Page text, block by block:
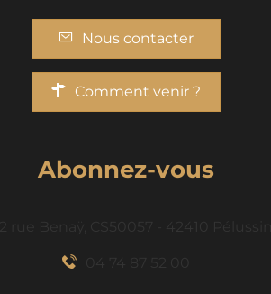
Nous contacter
Comment venir ?
Abonnez-vous